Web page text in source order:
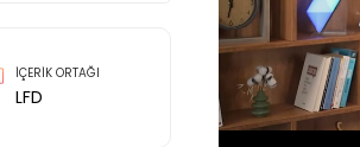
İÇERİK ORTAĞI
LFD